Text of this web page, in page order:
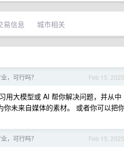
易信息 城市相关
Feb 15, 2025
，可行吗？
用大模型或 AI 帮你解决问题，并从中
未来自媒体的素材。 或者你可以把
Feb 15, 2025
，可行吗？